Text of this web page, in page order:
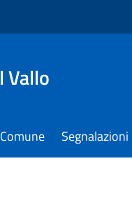
Vallo
Segnalazioni